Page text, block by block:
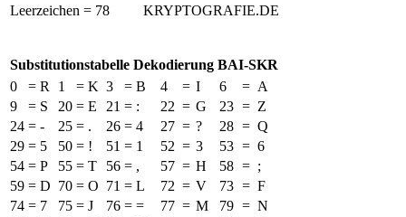
Leerzeichen = 78
KRYPTOGRAFIE.DE
Substitutionstabelle Dekodierung BAI-SKR
0
= R 1 = K 3 = B 4 = I 6 = A
9
= S 20 = E 21 = : 22 = G 23 = Z
24 = - 25 = . 26 = 4 27 = ? 28 = Q
29 = 5 50 = ! 51 = 1 52 = 3 53 = 6
54 = P 55 = T 56 = , 57 = H 58 = ;
59 = D 70 = O 71 = L 72 = V 73 = F
74 = 7 75 = J 76 = = 77 = M 79 = N